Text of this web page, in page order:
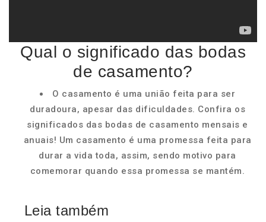
Qual o significado das bodas
de casamento?
O casamento é uma união feita para ser
duradoura, apesar das dificuldades. Confira os
significados das bodas de casamento mensais e
anuais! Um casamento é uma promessa feita para
durar a vida toda, assim, sendo motivo para
comemorar quando essa promessa se mantém.
Leia também